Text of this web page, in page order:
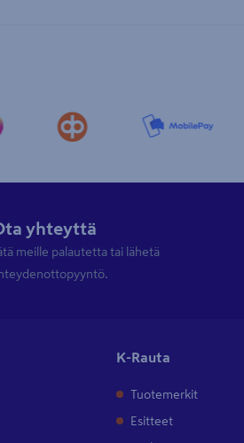
yhteyttä
meille palautetta tai lähetä
K-Rauta
Tuotemerkit
Esitteet